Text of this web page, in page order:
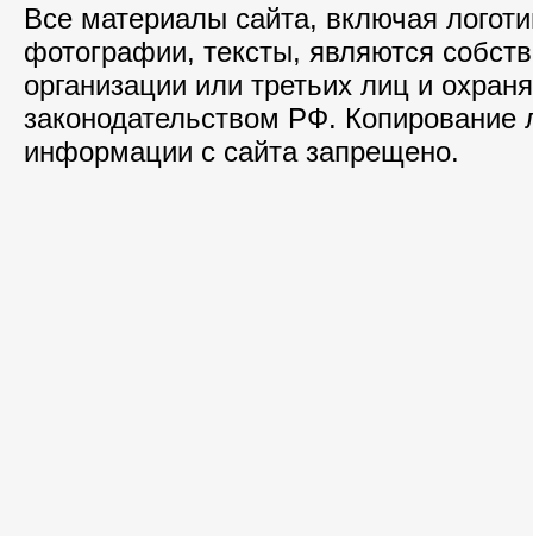
Все материалы сайта, включая
фотографии, тексты, являются
организации или третьих лиц и
законодательством РФ. Копирование
информации с сайта запрещено.